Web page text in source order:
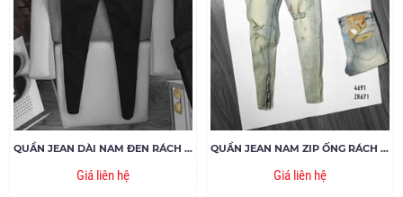
QUẦN JEAN DÀI NAM ĐEN RÁCH GỐI ZIPPER
Giá liên hệ
QUẦN JEAN NAM ZIP ỐNG RÁCH ZR671
Giá liên hệ